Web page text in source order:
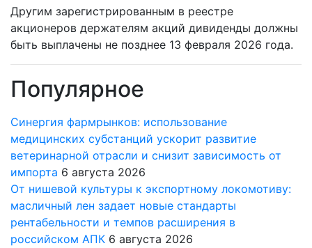
Другим зарегистрированным в реестре
акционеров держателям акций дивиденды должны
быть выплачены не позднее 13 февраля 2026 года.
Популярное
Синергия фармрынков: использование
медицинских субстанций ускорит развитие
ветеринарной отрасли и снизит зависимость от
импорта 6 августа 2026
От нишевой культуры к экспортному локомотиву:
масличный лен задает новые стандарты
рентабельности и темпов расширения в
российском АПК 6 августа 2026